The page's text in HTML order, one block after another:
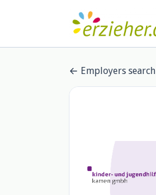
Employers search